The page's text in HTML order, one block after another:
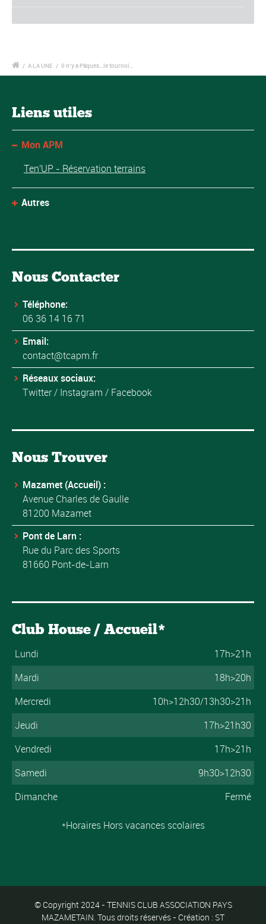
/ A LA UNE / Il n’y a Pâques…le tournoi…
Liens utiles
Mon APM
Ten'UP - Réservation terrains
Autres
Nous Contacter
Téléphone:
06 36 14 16 71
Email:
contact@tcapm.fr
Réseaux sociaux:
Twitter/ Instagram / Facebook
Nous Trouver
Mazamet (Accueil) :
Avenue Charles de Gaulle
81200 Mazamet
Pont de Larn :
Rue du Parc des Sports
81660 Pont-de-Larn
Club House / Accueil*
Lundi
17h>21h
Mardi
18h>20h
Mercredi
10h>12h30/13h30>21h
Jeudi
17h>21h30
Vendredi
17h>21h
Samedi
9h30>12h30
Dimanche
Fermé
*Horaires Hors vacances scolaires
© Copyright 2024 - TENNIS CLUB ASSOCIATION PAYS
MAZAMETAIN. Tous droits réservés - Création : ST